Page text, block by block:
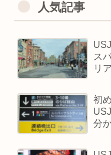
人気記事
ス
リ
初
分